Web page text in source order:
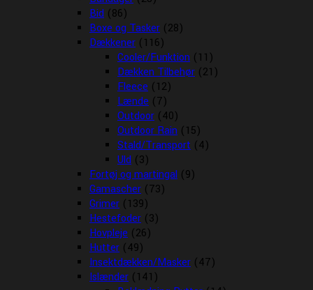
Bid (86)
Boxe og Tasker (28)
Dækkener (116)
Cooler/Funktion (11)
Dækken Tilbehør (21)
Fleece (12)
Lænde (7)
Outdoor (40)
Outdoor Rain (15)
Stald/Transport (4)
Uld (3)
Fortøj og martingal (9)
Gamascher (73)
Grimer (139)
Hestefoder (3)
Hovpleje (26)
Hutter (49)
Insektdækken/Masker (47)
Islænder (141)